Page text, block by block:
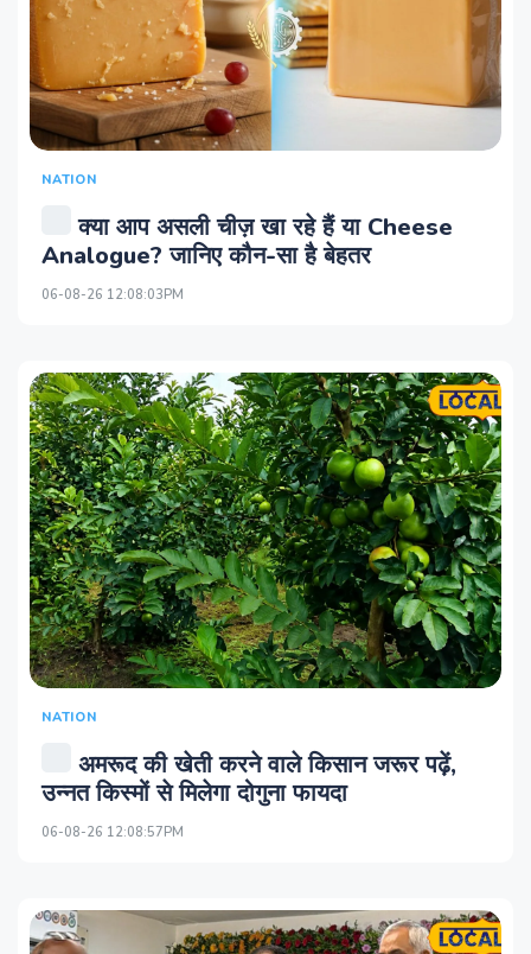
NATION
क्या आप असली चीज़ खा रहे हैं या Cheese
Analogue? जानिए कौन-सा है बेहतर
06-08-26 12:08:03PM
NATION
अमरूद की खेती करने वाले किसान जरूर पढ़ें,
उन्नत किस्मों से मिलेगा दोगुना फायदा
06-08-26 12:08:57PM